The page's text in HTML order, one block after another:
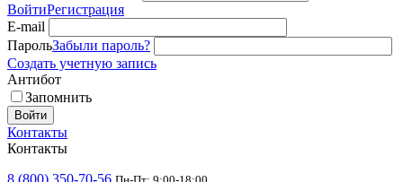
ВойтиРегистрация
E-mail
ПарольЗабыли пароль?
Создать учетную запись
Антибот
Запомнить
Войти
Контакты
Контакты
8 (800) 350-70-56